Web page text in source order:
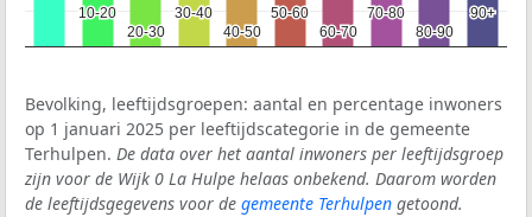
10-20
10-20
20-30
20-30
30-40
30-40
40-50
40-50
50-60
50-60
60-70
60-70
70-80
70-80
80-90
80-90
90+
90+
Bevolking, leeftijdsgroepen: aantal en percentage inwoners
op 1 januari 2025 per leeftijdscategorie in de gemeente
Terhulpen. De data over het aantal inwoners per leeftijdsgroep
zijn voor de Wijk 0 La Hulpe helaas onbekend. Daarom worden
de leeftijdsgegevens voor de gemeente Terhulpen getoond.